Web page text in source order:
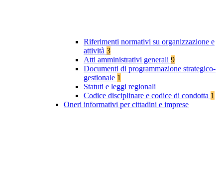
Riferimenti normativi su organizzazione e
attività 3
Atti amministrativi generali 9
Documenti di programmazione strategico-
gestionale 1
Statuti e leggi regionali
Codice disciplinare e codice di condotta 1
Oneri informativi per cittadini e imprese